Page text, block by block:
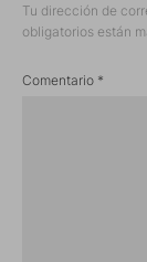
Tu dirección de
obligatorios están
Comentario *